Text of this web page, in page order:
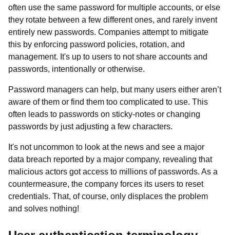
often use the same password for multiple accounts, or else
they rotate between a few different ones, and rarely invent
entirely new passwords. Companies attempt to mitigate
this by enforcing password policies, rotation, and
management. It's up to users to not share accounts and
passwords, intentionally or otherwise.
Password managers can help, but many users either aren’t
aware of them or find them too complicated to use. This
often leads to passwords on sticky-notes or changing
passwords by just adjusting a few characters.
It's not uncommon to look at the news and see a major
data breach reported by a major company, revealing that
malicious actors got access to millions of passwords. As a
countermeasure, the company forces its users to reset
credentials. That, of course, only displaces the problem
and solves nothing!